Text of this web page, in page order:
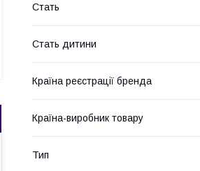
Стать
Стать дитини
Країна реєстрації бренда
Країна-виробник товару
Тип